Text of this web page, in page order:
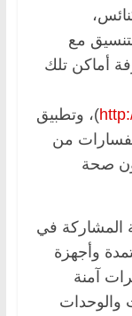
مع
أماكن تلك
)، وتطبيق
من
لمبادرة 100 مليون صحة
المشاركة في
وأجهزة
آمنة
والوحدات